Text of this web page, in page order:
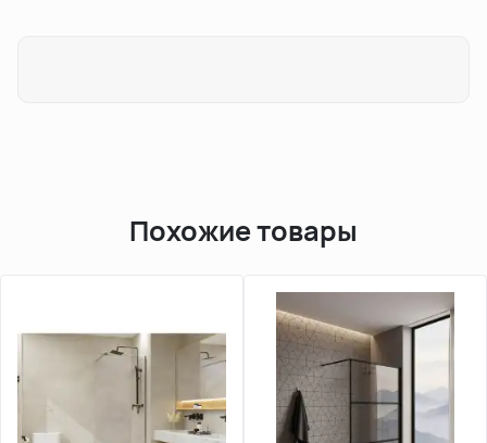
Похожие товары